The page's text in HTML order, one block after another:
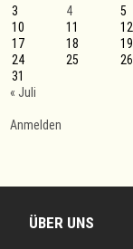
3
4 5
10
11 12
17
18 19
24
25 26
31
« Juli
Anmelden
ÜBER UNS